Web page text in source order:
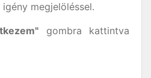
megjelöléssel.
gombra kattintva